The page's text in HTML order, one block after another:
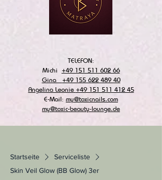
TELEFON:
Michi +49 151 511 602 66
Gina +49 155 622 489 40
Angelina Leonie +49 151 511 412 45
E-Mail: my@toxicnails.com
my@toxic-beauty-lounge.de
Startseite
Serviceliste
Skin Veil Glow (BB Glow) 3er